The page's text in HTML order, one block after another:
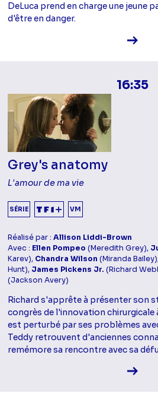
DeLuca prend en charge une jeune
d'être en danger.
Voir
16:35
Grey's anatomy
L'amour de ma vie
SÉRIE VM
Réalisé par :Allison Liddi-Brown
Avec : Ellen Pompeo (Meredith Grey),
Karev), Chandra Wilson (Miranda
Hunt), James Pickens Jr. (Richard
(Jackson Avery)
Richard s'apprête à présenter son
congrès de l'innovation chirurgicale
est perturbé par ses problèmes
Teddy retrouvent d'anciennes
remémore sa rencontre avec sa
Voir